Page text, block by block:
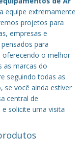
equipe extremamente
projetos para
empresas e
para
oferecendo o melhor
as marcas do
seguindo todas as
se você ainda estiver
central de
e solicite uma visita